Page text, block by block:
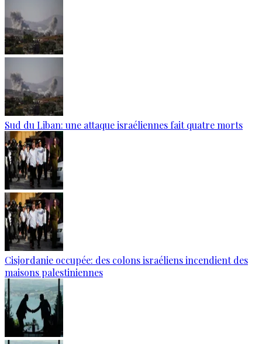
Sud du Liban: une attaque israéliennes fait quatre morts
Cisjordanie occupée: des colons israéliens incendient des
maisons palestiniennes